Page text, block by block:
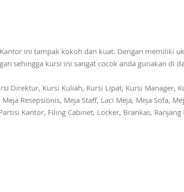
ini tampak kokoh dan kuat. Dengan memiliki
sehingga kursi ini sangat cocok anda gunakan di
Direktur, Kursi Kuliah, Kursi Lipat, Kursi Manager,
Resepsionis, Meja Staff, Laci Meja, Meja Sofa,
Kantor, Filing Cabinet, Locker, Brankas,